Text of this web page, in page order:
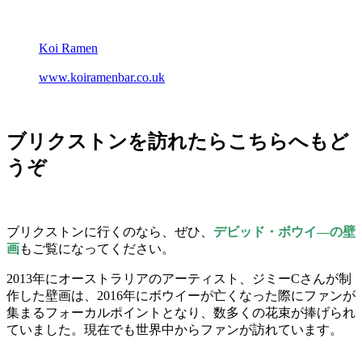
Koi Ramen
www.koiramenbar.co.uk
ブリクストンを訪れたらこちらへもど
うぞ
ブリクストンに行くのなら、ぜひ、 デビッド・ボウイ―の壁
画もご覧になってください。
2013年にオーストラリアのアーティスト、ジミーCさんが制
作した壁画は、2016年にボウイーが亡くなった際にファンが
集まるフォーカルポイントとなり、数多くの花束が捧げられ
ていました。現在でも世界中からファンが訪れています。